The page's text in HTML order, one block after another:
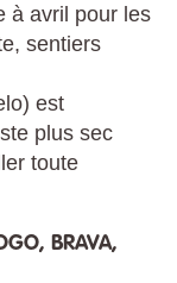
à avril pour les
sentiers
est
plus sec
toute
BRAVA,